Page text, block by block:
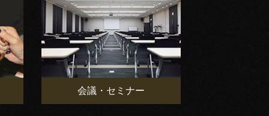
会議・セミナー